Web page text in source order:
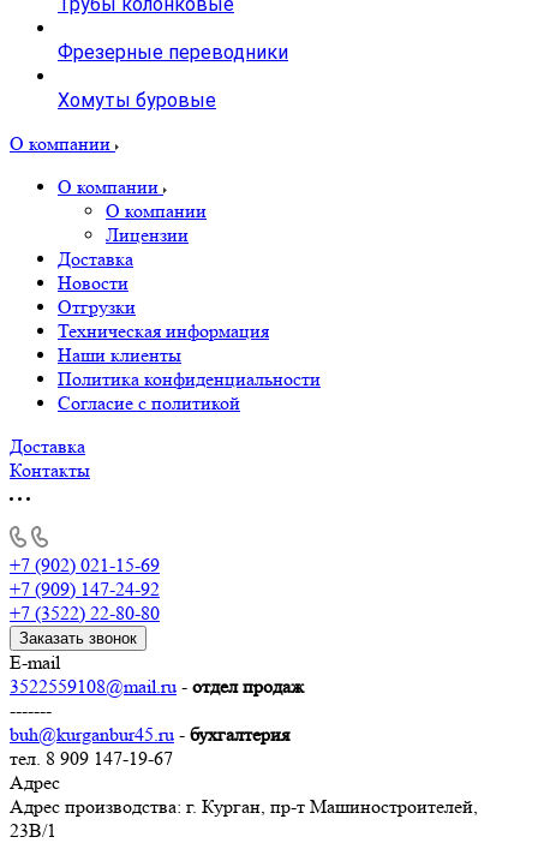
Фрезерные переводники
Хомуты буровые
О компании
О компании
О компании
Лицензии
Доставка
Новости
Отгрузки
Техническая информация
Наши клиенты
Политика конфиденциальности
Согласие с политикой
Доставка
Контакты
+7 (902) 021-15-69
+7 (909) 147-24-92
+7 (3522) 22-80-80
Заказать звонок
E-mail
3522559108@mail.ru - отдел продаж
-------
buh@kurganbur45.ru - бухгалтерия
тел. 8 909 147-19-67
Адрес
Адрес производства: г. Курган, пр-т Машиностроителей,
23В/1